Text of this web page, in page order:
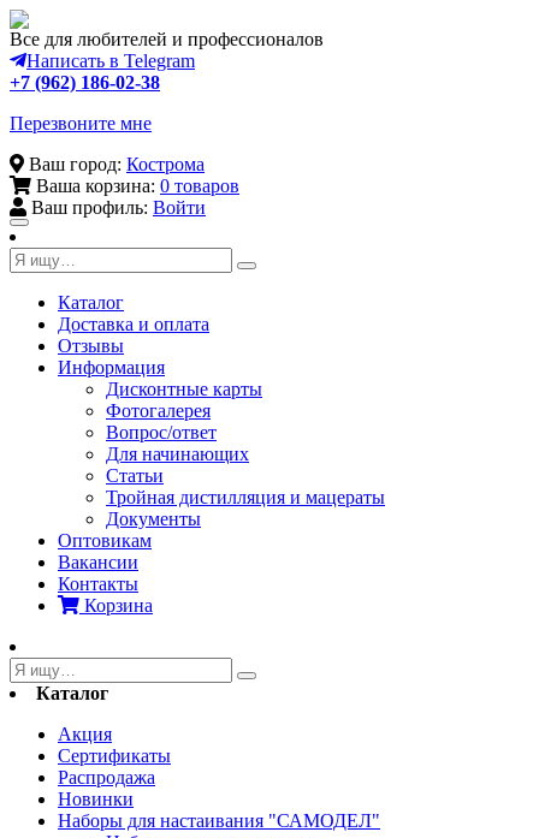
Все для любителей и профессионалов
Написать в Telegram
+7 (962) 186-02-38
Перезвоните мне
Ваш город: Кострома
Ваша корзина: 0 товаров
Ваш профиль: Войти
Toggle
navigation
Каталог
Доставка и оплата
Отзывы
Информация
Дисконтные карты
Фотогалерея
Вопрос/ответ
Для начинающих
Статьи
Тройная дистилляция и мацераты
Документы
Оптовикам
Вакансии
Контакты
Корзина
Каталог
Акция
Сертификаты
Распродажа
Новинки
Наборы для настаивания "САМОДЕЛ"